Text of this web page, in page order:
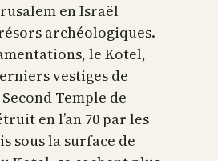
en Israël
archéologiques.
le Kotel,
vestiges de
Temple de
en l’an 70 par les
sous la surface de